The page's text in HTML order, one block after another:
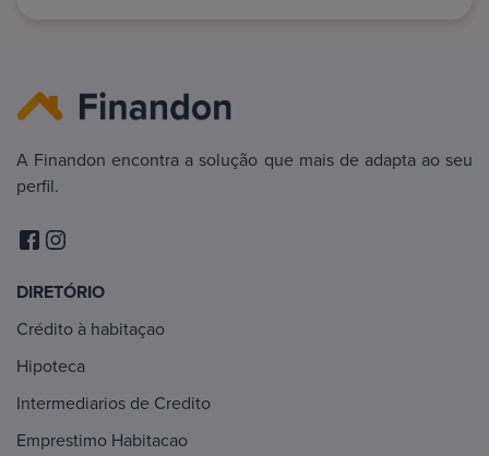
A Finandon encontra a solução que mais de adapta ao seu
perfil.
DIRETÓRIO
Crédito à habitaçao
Hipoteca
Intermediarios de Credito
Emprestimo Habitacao